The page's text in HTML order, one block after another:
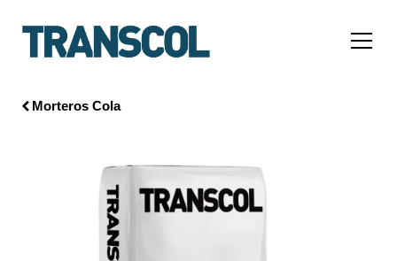
Morteros Cola